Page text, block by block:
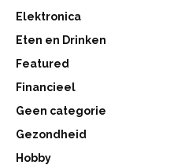
Elektronica
Eten en Drinken
Featured
Financieel
Geen categorie
Gezondheid
Hobby